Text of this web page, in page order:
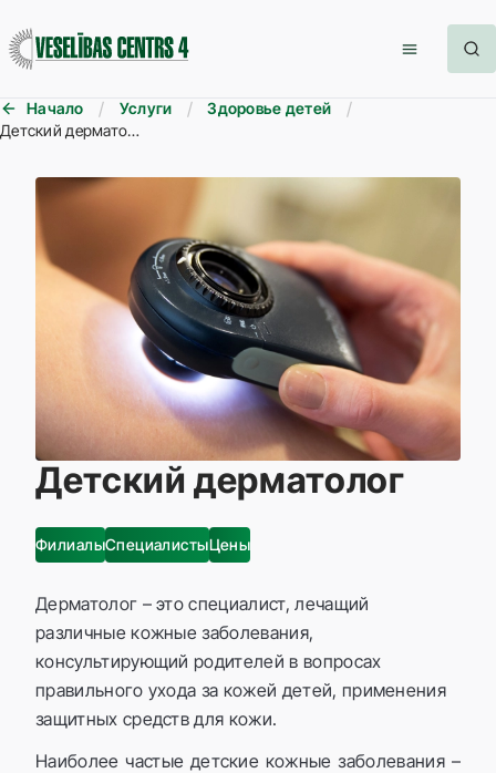
Начало Услуги
Здоровье детей
Детский дерматолог
Детский дерматолог
ФилиалыСпециалистыЦены
Дерматолог – это специалист, лечащий
различные кожные заболевания,
консультирующий родителей в вопросах
правильного ухода за кожей детей, применения
защитных средств для кожи.
Наиболее частые детские кожные заболевания –